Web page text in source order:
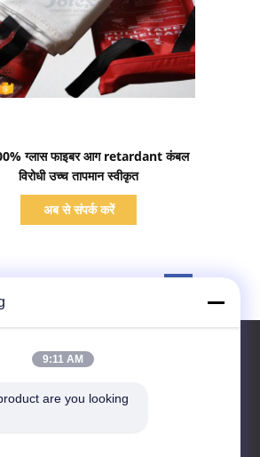
ग्लास फाइबर आग retardant कंबल
विरोधी उच्च तापमान स्वीकृत
अब से संपर्क करें
करें
9:11 AM
are you looking